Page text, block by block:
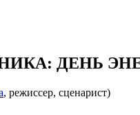
ДЕНЬ
, режиссер, сценарист)